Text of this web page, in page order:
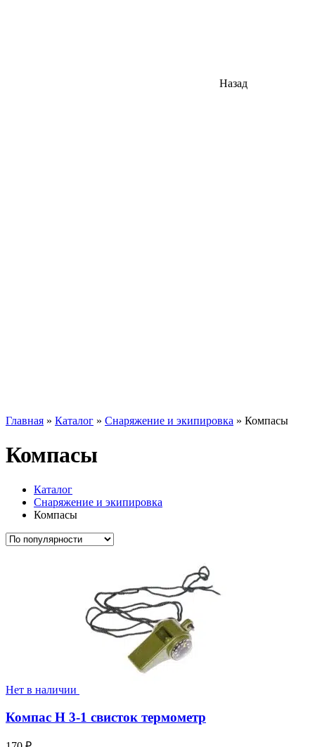
Назад
Главная » Каталог » Снаряжение и экипировка » Компасы
Компасы
Каталог
Снаряжение и экипировка
Компасы
Нет в наличии
Компас Н 3-1 свисток термометр